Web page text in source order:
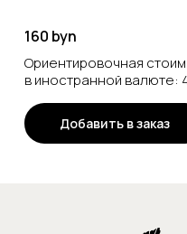
Добавить в заказ
160 byn
Ориентировочная
в иностранной валюте: